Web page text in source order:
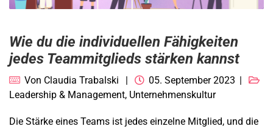
Wie du die individuellen Fähigkeiten
jedes Teammitglieds stärken kannst
Von Claudia Trabalski
05. September 2023
Leadership & Management, Unternehmenskultur
Die Stärke eines Teams ist jedes einzelne Mitglied, und die